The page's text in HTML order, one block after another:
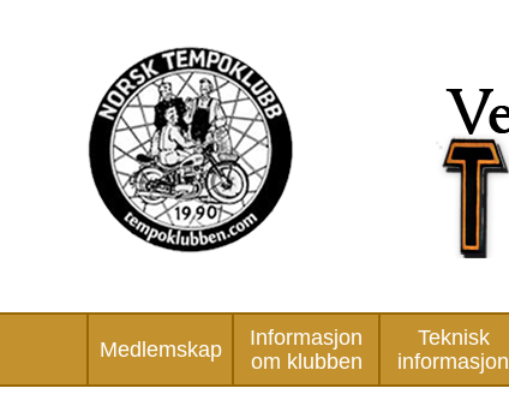
Medlemskap
Informasjon
om klubben
Teknisk
informasjon